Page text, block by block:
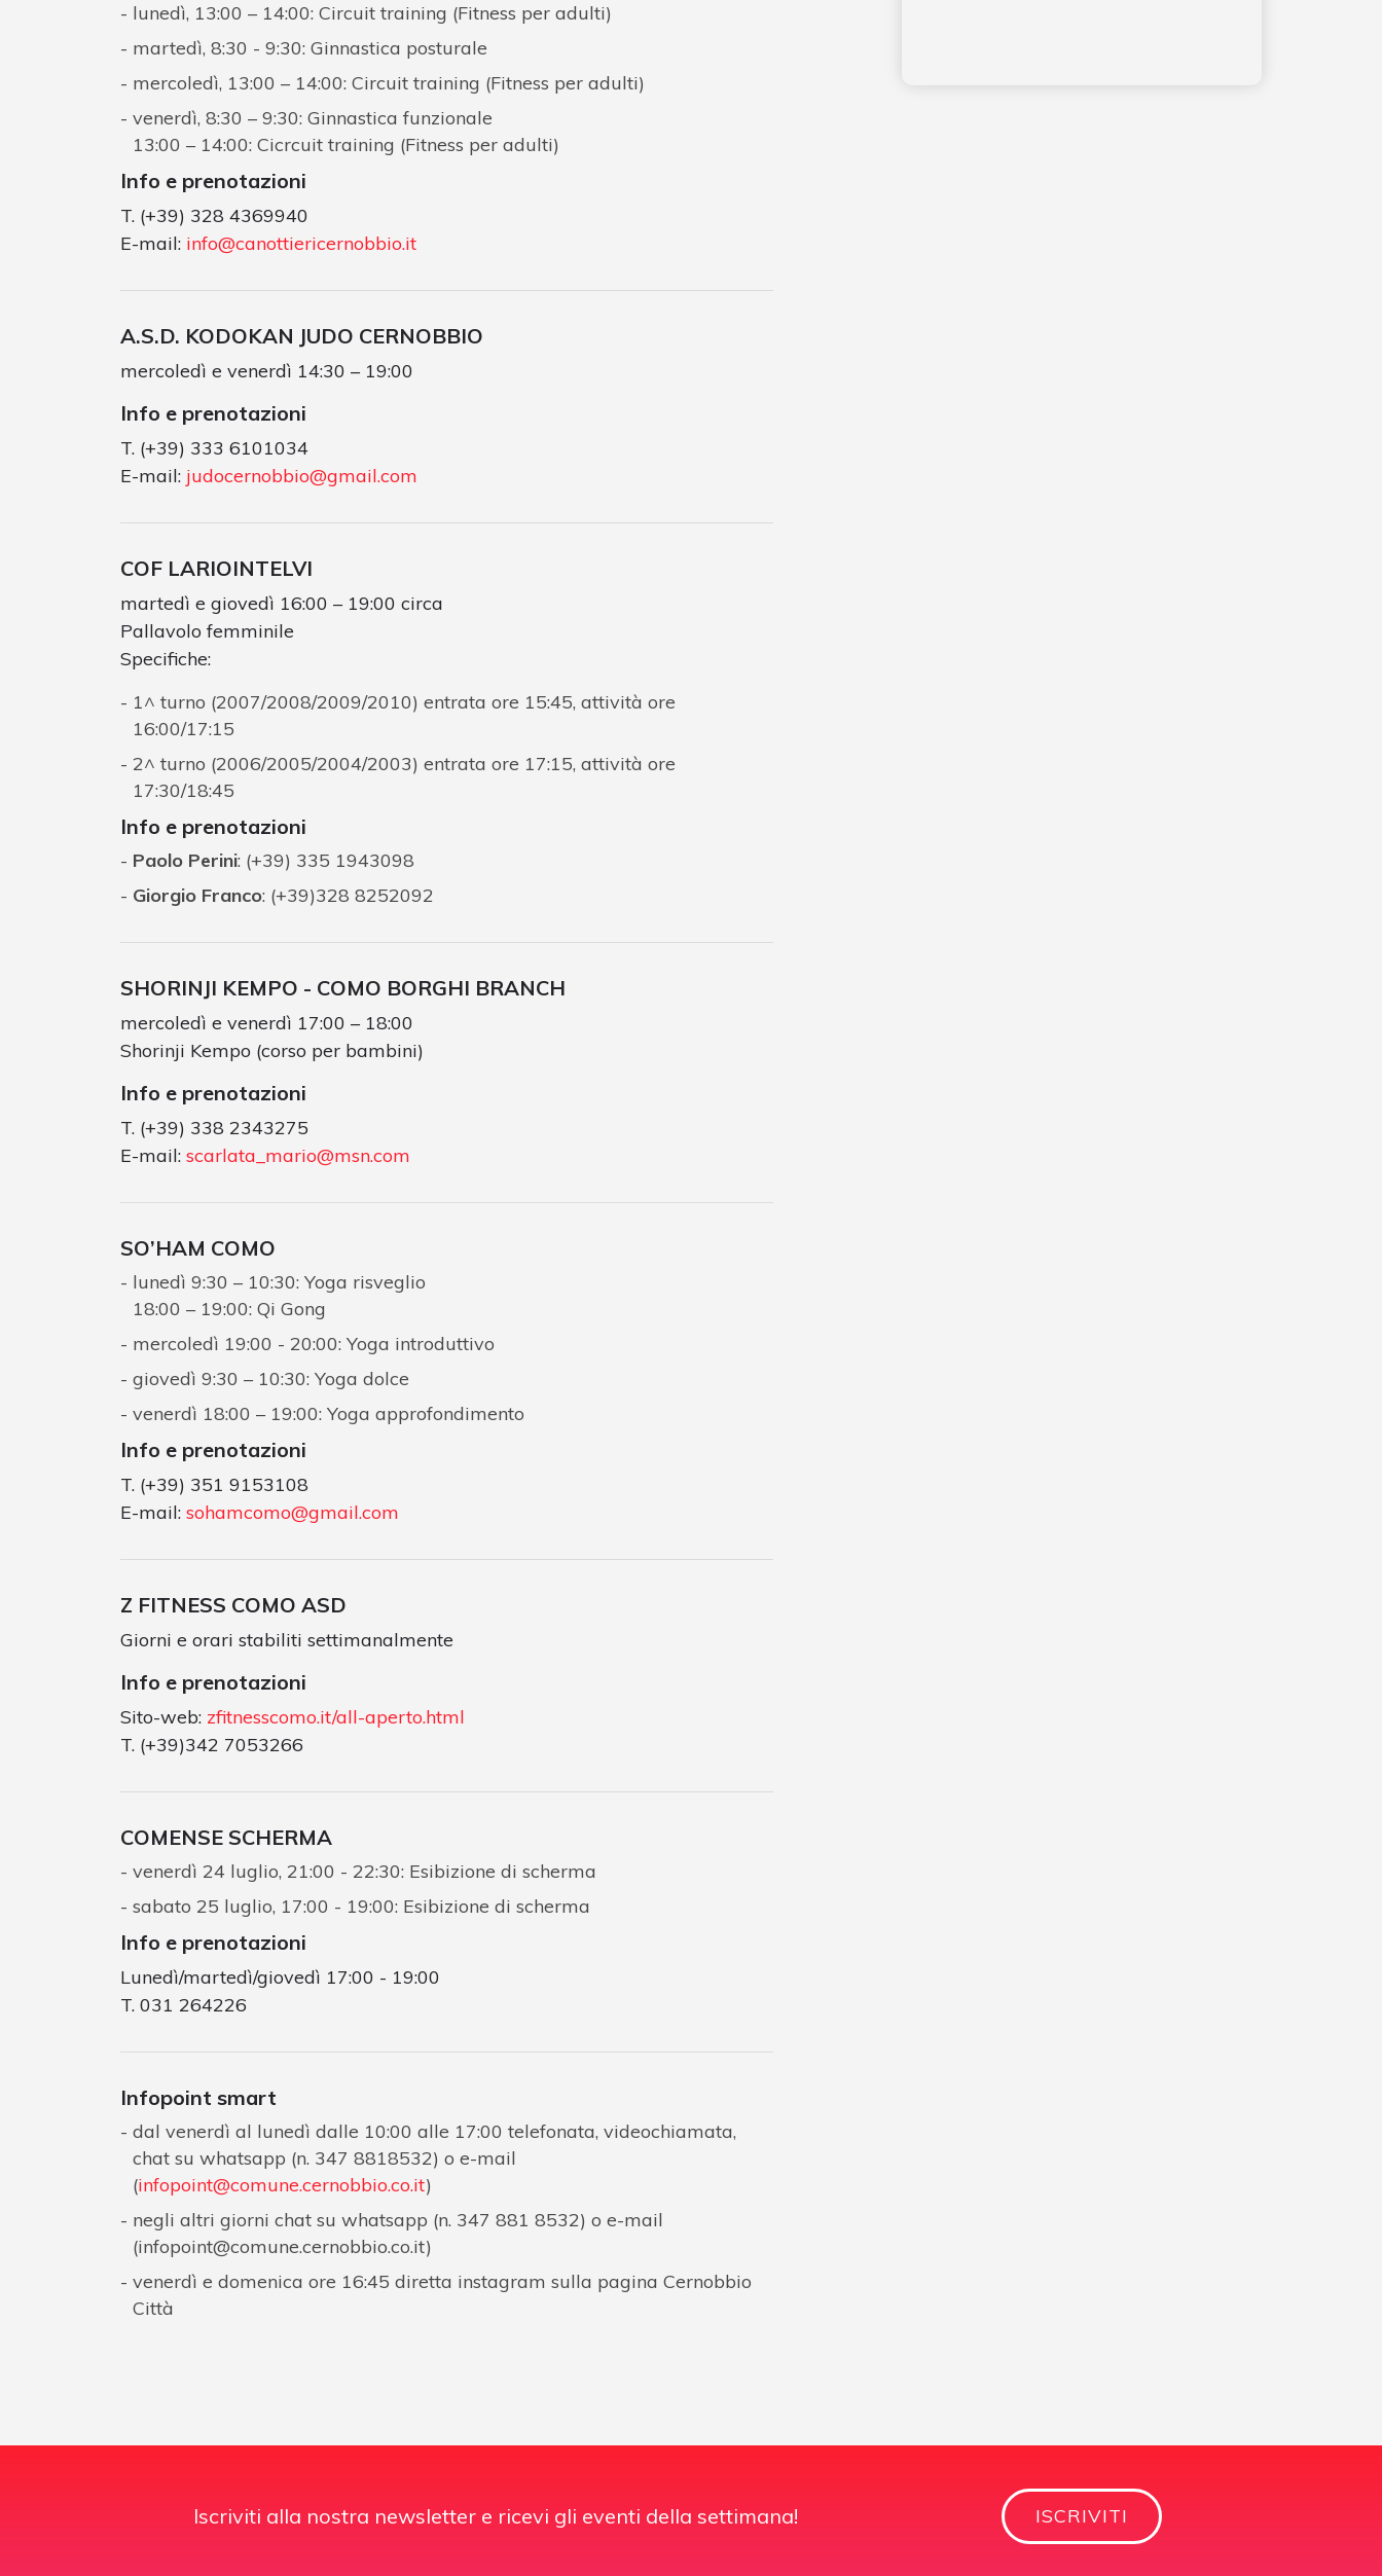
lunedì, 13:00 – 14:00: Circuit training (Fitness per adulti)
martedì, 8:30 - 9:30: Ginnastica posturale
mercoledì, 13:00 – 14:00: Circuit training (Fitness per adulti)
venerdì, 8:30 – 9:30: Ginnastica funzionale
13:00 – 14:00: Cicrcuit training (Fitness per adulti)
Info e prenotazioni
T. (+39) 328 4369940
E-mail: info@canottiericernobbio.it
A.S.D. KODOKAN JUDO CERNOBBIO
mercoledì e venerdì 14:30 – 19:00
Info e prenotazioni
T. (+39) 333 6101034
E-mail: judocernobbio@gmail.com
COF LARIOINTELVI
martedì e giovedì 16:00 – 19:00 circa
Pallavolo femminile
Specifiche:
1^ turno (2007/2008/2009/2010) entrata ore 15:45, attività ore
16:00/17:15
2^ turno (2006/2005/2004/2003) entrata ore 17:15, attività ore
17:30/18:45
Info e prenotazioni
Paolo Perini: (+39) 335 1943098
Giorgio Franco: (+39)328 8252092
SHORINJI KEMPO - COMO BORGHI BRANCH
mercoledì e venerdì 17:00 – 18:00
Shorinji Kempo (corso per bambini)
Info e prenotazioni
T. (+39) 338 2343275
E-mail: scarlata_mario@msn.com
SO’HAM COMO
lunedì 9:30 – 10:30: Yoga risveglio
18:00 – 19:00: Qi Gong
mercoledì 19:00 - 20:00: Yoga introduttivo
giovedì 9:30 – 10:30: Yoga dolce
venerdì 18:00 – 19:00: Yoga approfondimento
Info e prenotazioni
T. (+39) 351 9153108
E-mail: sohamcomo@gmail.com
Z FITNESS COMO ASD
Giorni e orari stabiliti settimanalmente
Info e prenotazioni
Sito-web: zfitnesscomo.it/all-aperto.html
T. (+39)342 7053266
COMENSE SCHERMA
venerdì 24 luglio, 21:00 - 22:30: Esibizione di scherma
sabato 25 luglio, 17:00 - 19:00: Esibizione di scherma
Info e prenotazioni
Lunedì/martedì/giovedì 17:00 - 19:00
T. 031 264226
Infopoint smart
dal venerdì al lunedì dalle 10:00 alle 17:00 telefonata, videochiamata,
chat su whatsapp (n. 347 8818532) o e-mail
(infopoint@comune.cernobbio.co.it)
negli altri giorni chat su whatsapp (n. 347 881 8532) o e-mail
(infopoint@comune.cernobbio.co.it)
venerdì e domenica ore 16:45 diretta instagram sulla pagina Cernobbio
Città
Iscriviti alla nostra newsletter e ricevi gli eventi della settimana! ISCRIVITI